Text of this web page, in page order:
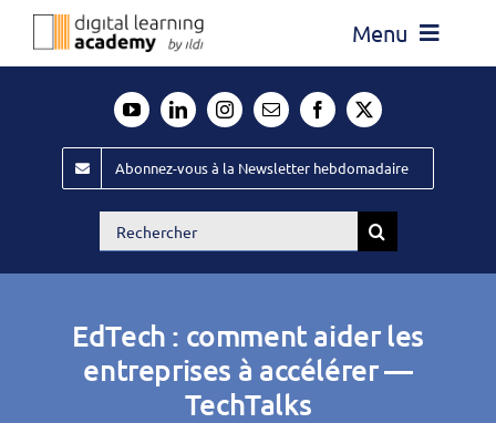
Passer
Menu
Évènements ILDI
Offres d’emploi
Publiez
Abonnez-vous à la Newsletter hebdomadaire
Rechercher:
EdTech : comment aider les
entreprises à accélérer —
TechTalks